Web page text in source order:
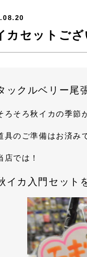
カセットご
ックルベリー尾
ろそろ秋イカの季節
具のご準備はお済み
店では！
イカ入門セット